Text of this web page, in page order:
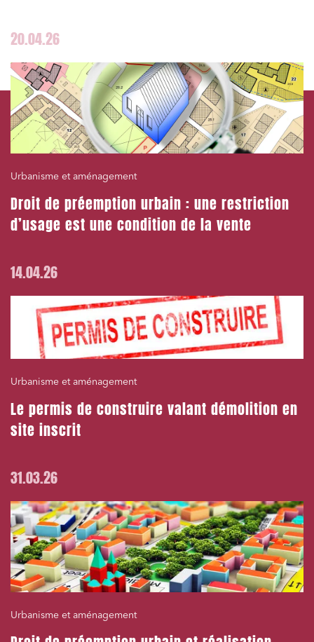
20.04.26
Urbanisme et aménagement
Droit de préemption urbain : une restriction
d’usage est une condition de la vente
14.04.26
Urbanisme et aménagement
Le permis de construire valant démolition en
site inscrit
31.03.26
Urbanisme et aménagement